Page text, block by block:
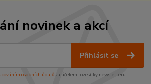
novinek a akcí
Přihlásit se
osobních údajůza účelem rozesílky newsletteru.